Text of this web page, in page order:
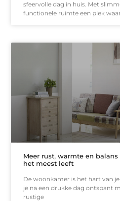
sfeervolle dag in huis. Met
functionele ruimte een plek waar
Meer rust, warmte en
het meest leeft
De woonkamer is het hart van
je na een drukke dag ontspant
rustige